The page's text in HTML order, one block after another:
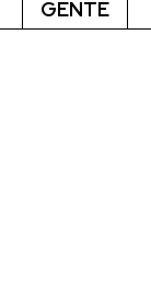
GENTE